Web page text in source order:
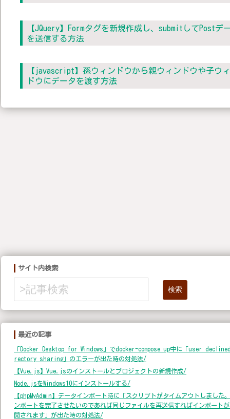
【JQuery】Formタグを新規作成し、submitしてPostデ
を送信する方法
【javascript】孫ウィンドウから親ウィンドウや子ウ
ドウにデータを渡す方法
サイト内検索
検索
最近の記事
「Docker Desktop for Windows」でdocker-compose up中に「user
rectory sharing」のエラーが出た時の対処法/
【Vue.js】Vue.jsのインストールとプロジェクトの新規作成/
Node.jsをWindows10にインストールする/
【phpMyAdmin】データインポート時に「スクリプトがタイムアウトしました
ンポートを完了させたいのであれば同じファイルを再送信すればインポート
開されます」が出た時の対処法/